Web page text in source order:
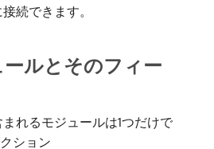
接続できます。
ールとそのフィー
まれるモジュールは1つだけで
ション